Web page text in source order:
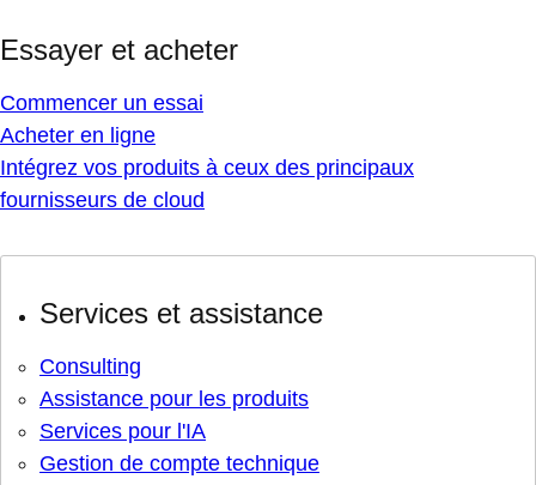
Essayer et acheter
Commencer un essai
Acheter en ligne
Intégrez vos produits à ceux des principaux
fournisseurs de cloud
Services et assistance
Consulting
Assistance pour les produits
Services pour l'IA
Gestion de compte technique